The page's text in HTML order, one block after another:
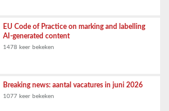
EU Code of Practice on marking and labelling
AI-generated content
1478 keer bekeken
Breaking news: aantal vacatures in juni 2026
1077 keer bekeken